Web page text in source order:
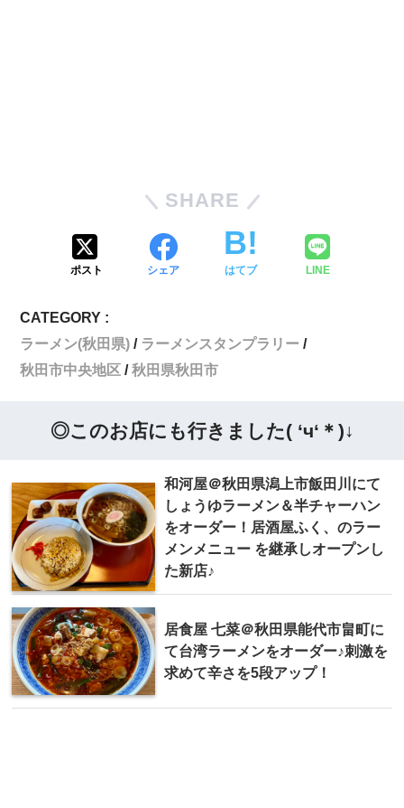
SHARE
ポスト シェア はてブ LINE
CATEGORY :
ラーメン(秋田県)
ラーメンスタンプラリー
秋田市中央地区
秋田県秋田市
◎このお店にも行きました( ‘ч‘＊)↓
和河屋＠秋田県潟上市飯田川にて
しょうゆラーメン＆半チャーハン
をオーダー！居酒屋ふく、のラー
メンメニュー を継承しオープンし
た新店♪
居食屋 七菜＠秋田県能代市畠町に
て台湾ラーメンをオーダー♪刺激を
求めて辛さを5段アップ！